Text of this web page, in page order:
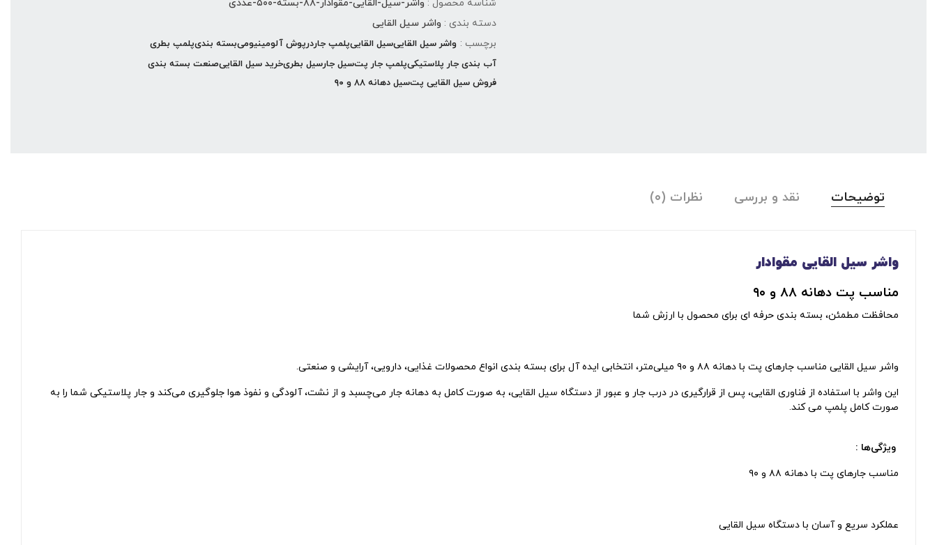
شناسه محصول : واشر-سیل-القایی-مقوادار-۸۸-بسته-۵۰۰-عددی
دسته بندی : واشر سیل القایی
برچسب : واشر سیل القاییسیل القاییپلمپ جاردرپوش آلومینیومیبسته بندیپلمپ بطری
آب بندی جار پلاستیکیپلمپ جار پتسیل جارسیل بطریخرید سیل القاییصنعت بسته بندی
فروش سیل القایی پتسیل دهانه ۸۸ و ۹۰
توضیحات نقد و بررسی نظرات (۰)
واشر سیل‌ القایی مقوادار
مناسب پت دهانه ۸۸ و ۹۰
محافظت مطمئن، بسته‌ بندی حرفه‌ ای برای محصول با ارزش شما
واشر سیل‌ القایی مناسب جار‌های پت با دهانه ۸۸ و ۹۰ میلی‌متر، انتخابی ایده‌ آل برای بسته‌ بندی انواع محصولات غذایی، دارویی، آرایشی و صنعتی.
این واشر با استفاده از فناوری القایی، پس از قرارگیری در درب جار و عبور از دستگاه سیل القایی، به‌ صورت کامل به دهانه جار می‌چسبد و از نشت، آلودگی و نفوذ هوا جلوگیری می‌کند و جار پلاستیکی شما را به
صورت کامل پلمپ می کند.
ویژگی‌ها :
مناسب جار‌های پت با دهانه ۸۸ و ۹۰
عملکرد سریع و آسان با دستگاه سیل القایی